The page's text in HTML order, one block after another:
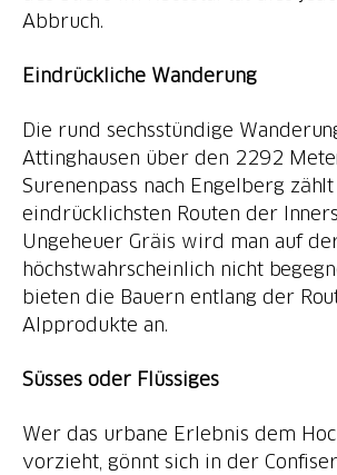
Abbruch.
Eindrückliche Wanderung
Die rund sechsstündige
Attinghausen über den 2292
Surenenpass nach Engelberg
eindrücklichsten Routen der
Ungeheuer Gräis wird man auf
höchstwahrscheinlich nicht
bieten die Bauern entlang der
Alpprodukte an.
Süsses oder Flüssiges
Wer das urbane Erlebnis dem
vorzieht, gönnt sich in der